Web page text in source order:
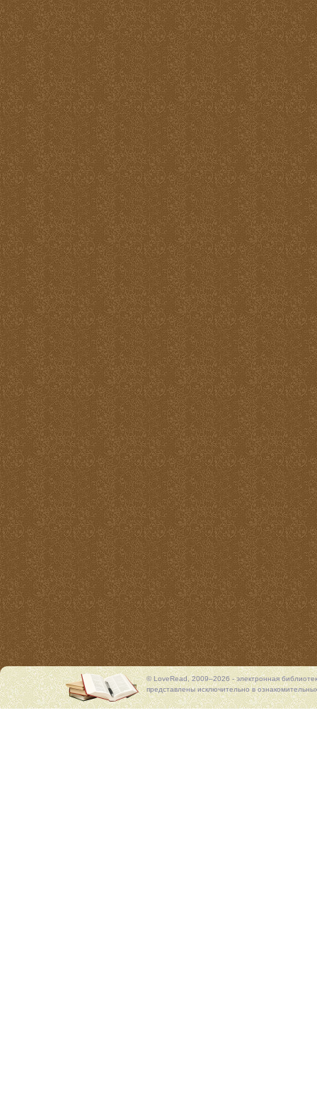
© LoveRead, 2009–2026 - электронная
представлены исключительно в